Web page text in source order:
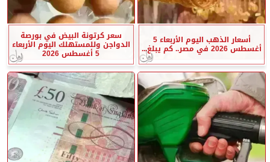
أسعار الذهب اليوم الأربعاء 5
أغسطس 2026 في مصر.. كم يبلغ...
سعر كرتونة البيض في بورصة
الدواجن وللمستهلك اليوم الأربعاء
5 أغسطس 2026